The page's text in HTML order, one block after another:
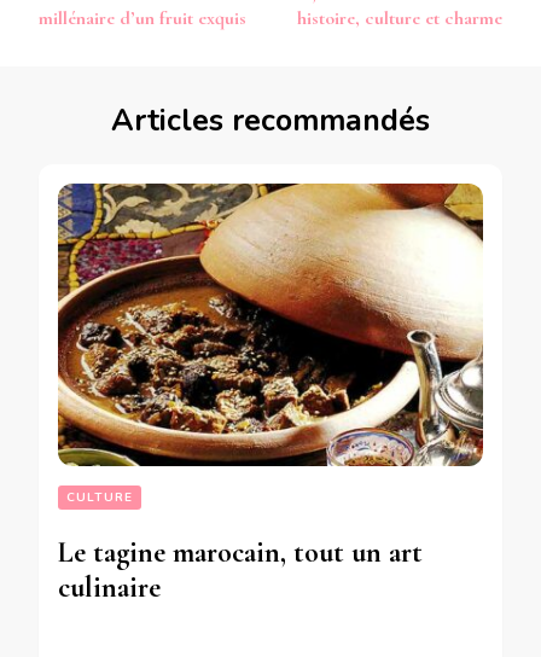
d’article
millénaire d’un fruit exquis
histoire, culture et charme
Articles recommandés
CULTURE
Le tagine marocain, tout un art
culinaire